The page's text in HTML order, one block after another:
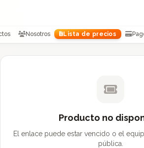
Nosotros Lista de precios
Producto no
El enlace puede estar vencido o el
pública.